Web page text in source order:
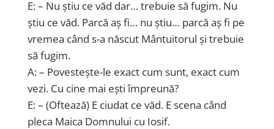
E: – Nu știu ce văd dar… trebuie să fugim. Nu
știu ce văd. Parcă aș fi… nu știu… parcă aș fi pe
vremea când s-a născut Mântuitorul și trebuie
să fugim.
A: – Povestește-le exact cum sunt, exact cum
vezi. Cu cine mai ești împreună?
E: – (Oftează) E ciudat ce văd. E scena când
pleca Maica Domnului cu Iosif.